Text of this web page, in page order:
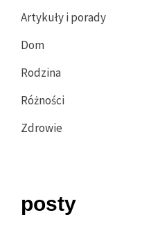
Artykuły i porady
Dom
Rodzina
Różności
Zdrowie
posty